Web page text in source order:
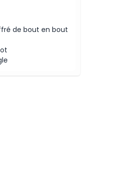
de bout en bout